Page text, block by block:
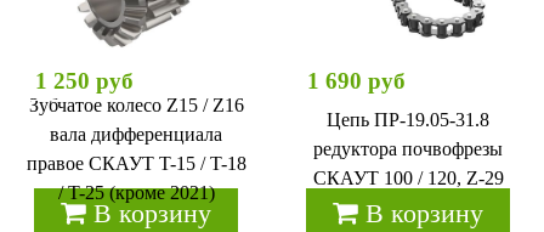
1 250 руб
Зубчатое колесо Z15 / Z16
вала дифференциала
правое СКАУТ T-15 / T-18
/ T-25 (кроме 2021)
В корзину
1 690 руб
Цепь ПР-19.05-31.8
редуктора почвофрезы
СКАУТ 100 / 120, Z-29
В корзину